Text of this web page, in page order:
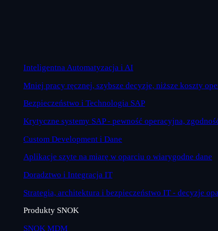
Inteligentna Automatyzacja i AI
Mniej pracy ręcznej, szybsze decyzje, niższe koszty
Bezpieczeństwo i Technologia SAP
Krytyczne systemy SAP - pewność operacyjna,
Custom Development i Dane
Aplikacje szyte na miarę w oparciu o wiarygodne dane
Doradztwo i Integracja IT
Strategia, architektura i bezpieczeństwo IT - decyzje
Produkty SNOK
SNOK MDM